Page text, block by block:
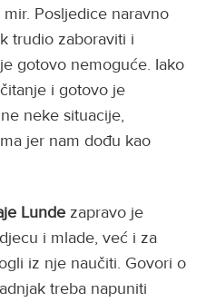
Posljedice naravno
trudio zaboraviti i
gotovo nemoguće. Iako
i gotovo je
neke situacije,
jer nam dođu kao
Lunde zapravo je
i mlade, već i za
iz nje naučiti. Govori o
treba napuniti